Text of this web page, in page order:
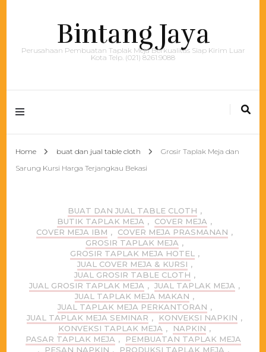
Bintang Jaya
Perusahaan Pembuatan Taplak Meja Berkualitas Siap Kirim Luar
Kota Telp. (021) 8261.9088
Home buat dan jual table cloth
Grosir Taplak Meja dan
Sarung Kursi Harga Terjangkau Bekasi
BUAT DAN JUAL TABLE CLOTH ,
BUTIK TAPLAK MEJA , COVER MEJA ,
COVER MEJA IBM , COVER MEJA PRASMANAN ,
GROSIR TAPLAK MEJA ,
GROSIR TAPLAK MEJA HOTEL
,
JUAL COVER MEJA & KURSI ,
JUAL GROSIR TABLE CLOTH ,
JUAL GROSIR TAPLAK MEJA , JUAL TAPLAK MEJA ,
JUAL TAPLAK MEJA MAKAN ,
JUAL TAPLAK MEJA PERKANTORAN ,
JUAL TAPLAK MEJA SEMINAR , KONVEKSI NAPKIN ,
KONVEKSI TAPLAK MEJA , NAPKIN ,
PASAR TAPLAK MEJA ,
PEMBUATAN TAPLAK MEJA
,
PESAN NAPKIN , PRODUKSI TAPLAK MEJA ,